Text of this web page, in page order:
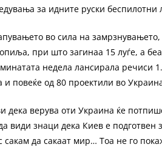
за идните руски беспилотни
во сила на
при што загинаа 15 луѓе, а
минатата недела лансирала
и повеќе од 80 проектили во
дека верува оти Украина ќе
да види знаци дека Киев е
сакам да сакаат мир… Тоа не го